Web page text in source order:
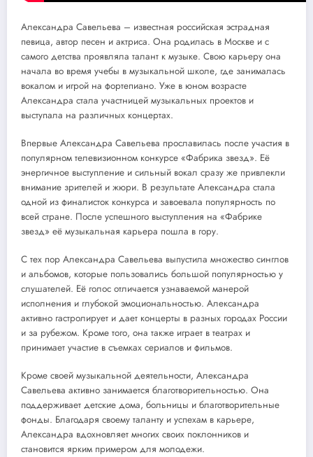
Александра Савельева – известная российская эстрадная
певица, автор песен и актриса. Она родилась в Москве и с
самого детства проявляла талант к музыке. Свою карьеру она
начала во время учебы в музыкальной школе, где занималась
вокалом и игрой на фортепиано. Уже в юном возрасте
Александра стала участницей музыкальных проектов и
выступала на различных концертах.
Впервые Александра Савельева прославилась после участия в
популярном телевизионном конкурсе «Фабрика звезд». Её
энергичное выступление и сильный вокал сразу же привлекли
внимание зрителей и жюри. В результате Александра стала
одной из финалисток конкурса и завоевала популярность по
всей стране. После успешного выступления на «Фабрике
звезд» её музыкальная карьера пошла в гору.
С тех пор Александра Савельева выпустила множество синглов
и альбомов, которые пользовались большой популярностью у
слушателей. Её голос отличается узнаваемой манерой
исполнения и глубокой эмоциональностью. Александра
активно гастролирует и дает концерты в разных городах России
и за рубежом. Кроме того, она также играет в театрах и
принимает участие в съемках сериалов и фильмов.
Кроме своей музыкальной деятельности, Александра
Савельева активно занимается благотворительностью. Она
поддерживает детские дома, больницы и благотворительные
фонды. Благодаря своему таланту и успехам в карьере,
Александра вдохновляет многих своих поклонников и
становится ярким примером для молодежи.